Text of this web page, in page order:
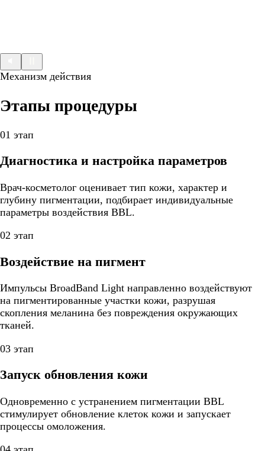
Механизм действия
Этапы процедуры
01 этап
Диагностика и настройка параметров
Врач-косметолог оценивает тип кожи, характер и
глубину пигментации, подбирает индивидуальные
параметры воздействия BBL.
02 этап
Воздействие на пигмент
Импульсы BroadBand Light направленно воздействуют
на пигментированные участки кожи, разрушая
скопления меланина без повреждения окружающих
тканей.
03 этап
Запуск обновления кожи
Одновременно с устранением пигментации BBL
стимулирует обновление клеток кожи и запускает
процессы омоложения.